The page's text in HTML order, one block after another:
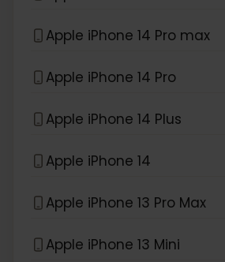
Apple iPhone 14 Pro max
Apple iPhone 14 Pro
Apple iPhone 14 Plus
Apple iPhone 14
Apple iPhone 13 Pro Max
Apple iPhone 13 Mini